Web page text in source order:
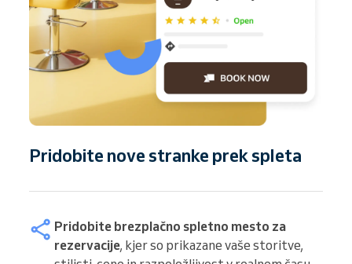
Pridobite nove stranke prek spleta
Pridobite brezplačno spletno mesto za
rezervacije, kjer so prikazane vaše storitve,